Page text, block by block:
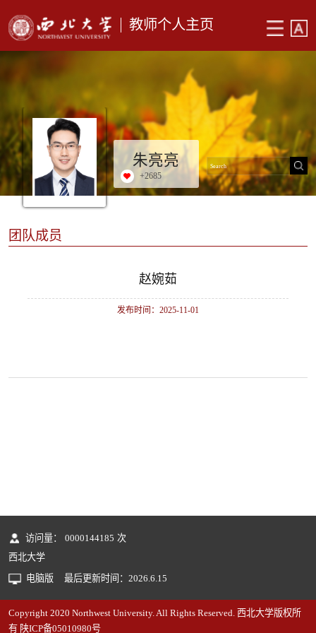
教师个人主页
朱亮亮
+2685
团队成员
赵婉茹
发布时间：2025-11-01
访问量： 0000144185 次
西北大学
电脑版
最后更新时间： 2026 6 15
Copyright 2020 Northwest University. All Rights Reserved. 西北大学版权所
有 陕ICP备05010980号